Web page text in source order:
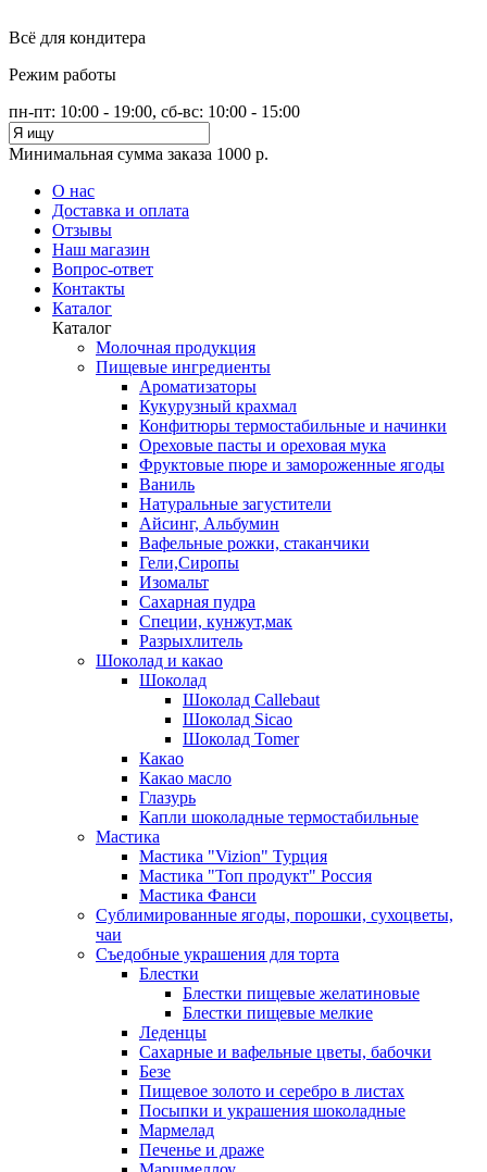
Всё для кондитера
Режим работы
пн-пт: 10:00 - 19:00, сб-вс: 10:00 - 15:00
Минимальная сумма заказа 1000 р.
О нас
Доставка и оплата
Отзывы
Наш магазин
Вопрос-ответ
Контакты
Каталог
Каталог
Молочная продукция
Пищевые ингредиенты
Ароматизаторы
Кукурузный крахмал
Конфитюры термостабильные и начинки
Ореховые пасты и ореховая мука
Фруктовые пюре и замороженные ягоды
Ваниль
Натуральные загустители
Айсинг, Альбумин
Вафельные рожки, стаканчики
Гели,Сиропы
Изомальт
Сахарная пудра
Специи, кунжут,мак
Разрыхлитель
Шоколад и какао
Шоколад
Шоколад Callebaut
Шоколад Sicao
Шоколад Tomer
Какао
Какао масло
Глазурь
Капли шоколадные термостабильные
Мастика
Мастика "Vizion" Турция
Мастика "Топ продукт" Россия
Мастика Фанси
Сублимированные ягоды, порошки, сухоцветы,
чаи
Съедобные украшения для торта
Блестки
Блестки пищевые желатиновые
Блестки пищевые мелкие
Леденцы
Сахарные и вафельные цветы, бабочки
Безе
Пищевое золото и серебро в листах
Посыпки и украшения шоколадные
Мармелад
Печенье и драже